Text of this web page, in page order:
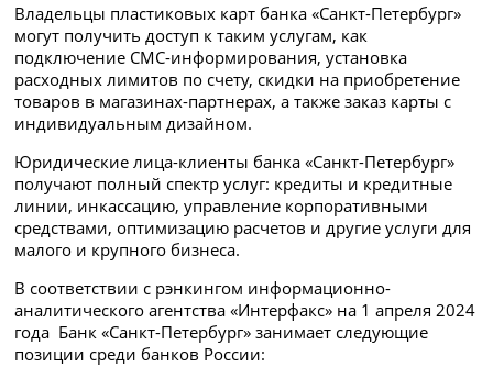
Владельцы пластиковых карт банка «Санкт-Петербург»
могут получить доступ к таким услугам, как
подключение СМС-информирования, установка
расходных лимитов по счету, скидки на приобретение
товаров в магазинах-партнерах, а также заказ карты с
индивидуальным дизайном.
Юридические лица-клиенты банка «Санкт-Петербург»
получают полный спектр услуг: кредиты и кредитные
линии, инкассацию, управление корпоративными
средствами, оптимизацию расчетов и другие услуги для
малого и крупного бизнеса.
В соответствии с рэнкингом информационно-
аналитического агентства «Интерфакс» на 1 апреля 2024
года Банк «Санкт-Петербург» занимает следующие
позиции среди банков России: